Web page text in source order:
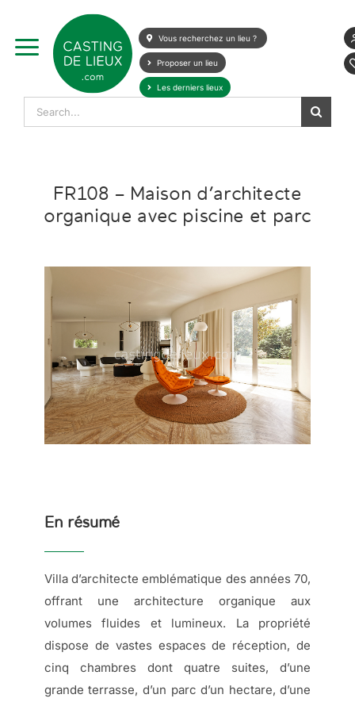
content
Vous recherchez un lieu ?
Proposer un lieu
Les derniers lieux
Search
for:
FR108 – Maison d’architecte
organique avec piscine et parc
En résumé
Villa d’architecte emblématique des années 70,
offrant une architecture organique aux
volumes fluides et lumineux. La propriété
dispose de vastes espaces de réception, de
cinq chambres dont quatre suites, d’une
grande terrasse, d’un parc d’un hectare, d’une